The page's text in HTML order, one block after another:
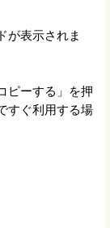
が表示されま
ピーする」を押
すぐ利用する場